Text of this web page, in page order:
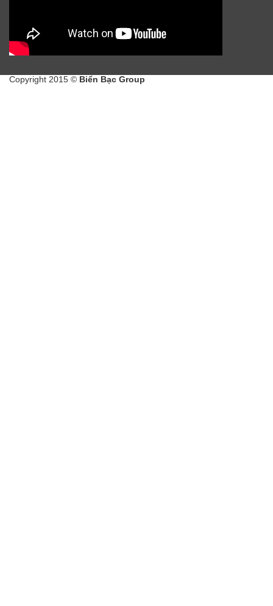
Copyright 2015 © Biển Bạc Group